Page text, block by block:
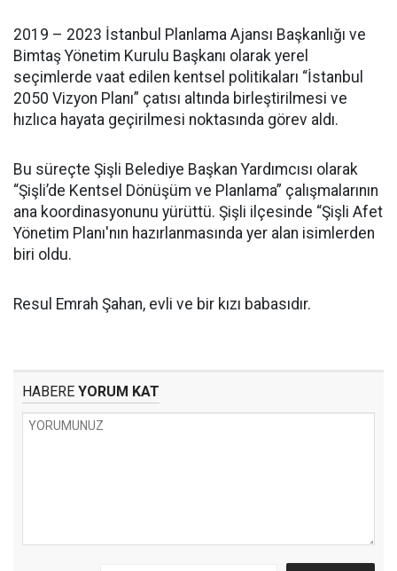
2019 – 2023 İstanbul Planlama Ajansı Başkanlığı ve
Bimtaş Yönetim Kurulu Başkanı olarak yerel
seçimlerde vaat edilen kentsel politikaları “İstanbul
2050 Vizyon Planı” çatısı altında birleştirilmesi ve
hızlıca hayata geçirilmesi noktasında görev aldı.
Bu süreçte Şişli Belediye Başkan Yardımcısı olarak
“Şişli’de Kentsel Dönüşüm ve Planlama” çalışmalarının
ana koordinasyonunu yürüttü. Şişli ilçesinde “Şişli Afet
Yönetim Planı'nın hazırlanmasında yer alan isimlerden
biri oldu.
Resul Emrah Şahan, evli ve bir kızı babasıdır.
HABERE YORUM KAT